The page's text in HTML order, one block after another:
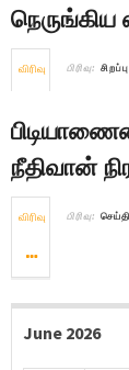
நெருங்கிய
விரிவு பிரிவு:
நீதிவான்
விரிவு பிரிவு:
June 2026